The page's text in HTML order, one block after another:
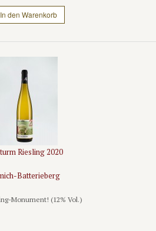
In den Warenkorb
Riesling 2020
Batterieberg
Monument! (12% Vol.)